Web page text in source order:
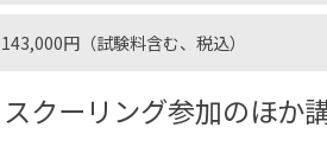
143,000円（試験料含む、税込）
クーリング参加のほか